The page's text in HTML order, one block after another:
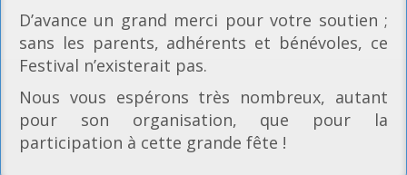
D’avance un grand merci pour votre soutien ;
sans les parents, adhérents et bénévoles, ce
Festival n’existerait pas.
Nous vous espérons très nombreux, autant
pour son organisation, que pour la
participation à cette grande fête !